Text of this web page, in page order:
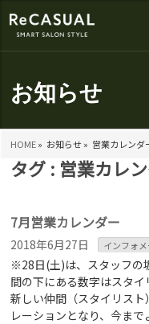
お知らせ
HOME» お知らせ » 営業カレンダ
タグ : 営業カレ
7月営業カレンダー
2018年6月27日 インフォ
※28日(土)は、スタッフの
間の下にある数字はスタ
新しい仲間（スタイリス
レーションとなり、今ま